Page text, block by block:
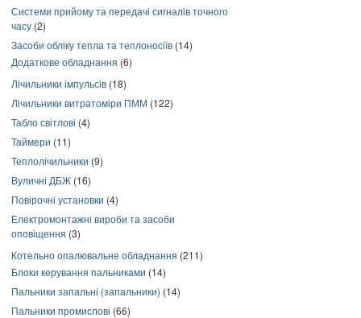
Системи прийому та передачі сигналів точного
часу (2)
Засоби обліку тепла та теплоносіїв (14)
Додаткове обладнання (6)
Лічильники імпульсів (18)
Лічильники витратоміри ПММ (122)
Табло світлові (4)
Таймери (11)
Теплолічильники (9)
Вуличні ДБЖ (16)
Повірочні установки (4)
Електромонтажні вироби та засоби
оповіщення (3)
Котельно опалювальне обладнання (211)
Блоки керування пальниками (14)
Пальники запальні (запальники) (14)
Пальники промислові (66)